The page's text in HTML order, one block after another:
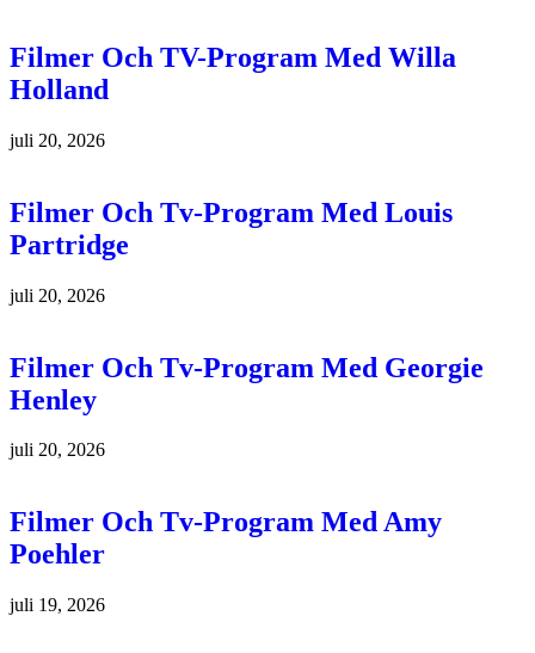
Filmer Och TV-Program Med Willa
Holland
juli 20, 2026
Filmer Och Tv-Program Med Louis
Partridge
juli 20, 2026
Filmer Och Tv-Program Med Georgie
Henley
juli 20, 2026
Filmer Och Tv-Program Med Amy
Poehler
juli 19, 2026